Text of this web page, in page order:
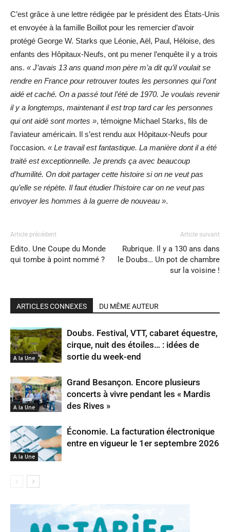
C’est grâce à une lettre rédigée par le président des États-Unis
et envoyée à la famille Boillot pour les remercier d’avoir
protégé George W. Starks que Léonie, Aël, Paul, Héloise, des
enfants des Hôpitaux-Neufs, ont pu mener l’enquête il y a trois
ans. « J’avais 13 ans quand mon père m’a dit qu’il voulait se
rendre en France pour retrouver toutes les personnes qui l’ont
aidé et caché. On a passé tout l’été de 1970. Je voulais revenir
il y a longtemps, maintenant il est trop tard car les personnes
qui ont aidé sont mortes », témoigne Michael Starks, fils de
l’aviateur américain. Il s’est rendu aux Hôpitaux-Neufs pour
l’occasion. « Le travail est fantastique. La manière dont il a été
traité est exceptionnelle. Je prends ça avec beaucoup
d’humilité. On doit partager cette histoire si on ne veut pas
qu’elle se répète. Il faut étudier l’histoire car on ne veut pas
envoyer les hommes à la guerre de nouveau ».
Article précédent
Edito. Une Coupe du Monde
qui tombe à point nommé ?
Article suivant
Rubrique. Il y a 130 ans dans
le Doubs… Un pot de chambre
sur la voisine !
ARTICLES CONNEXES DU MÊME AUTEUR
A la Une
Doubs. Festival, VTT, cabaret équestre,
cirque, nuit des étoiles… : idées de
sortie du week-end
A la Une
Grand Besançon. Encore plusieurs
concerts à vivre pendant les « Mardis
des Rives »
A la Une
Économie. La facturation électronique
entre en vigueur le 1er septembre 2026